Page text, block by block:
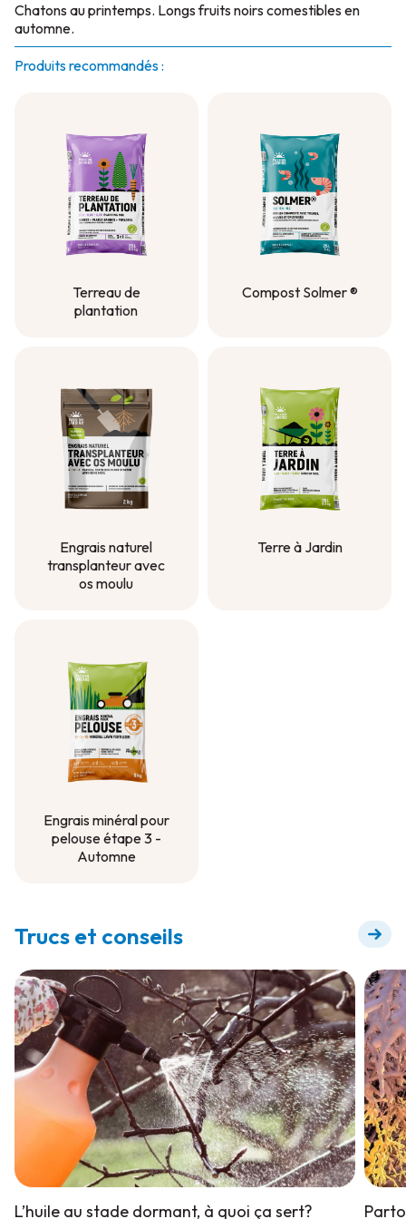
Chatons au printemps. Longs fruits noirs comestibles en
automne.
Produits recommandés :
Terreau de
plantation
Compost Solmer ®
Engrais naturel
transplanteur avec
os moulu
Terre à Jardin
Engrais minéral pour
pelouse étape 3 -
Automne
Trucs et conseils
L’huile au stade dormant, à quoi ça sert?